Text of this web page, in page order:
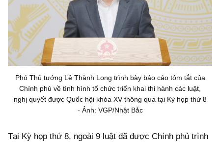
Phó Thủ tướng Lê Thành Long trình bày báo cáo tóm tắt của
Chính phủ về tình hình tổ chức triển khai thi hành các luật,
nghị quyết được Quốc hội khóa XV thông qua tại Kỳ họp thứ 8
- Ảnh: VGP/Nhật Bắc
Tại Kỳ họp thứ 8, ngoài 9 luật đã được Chính phủ trình